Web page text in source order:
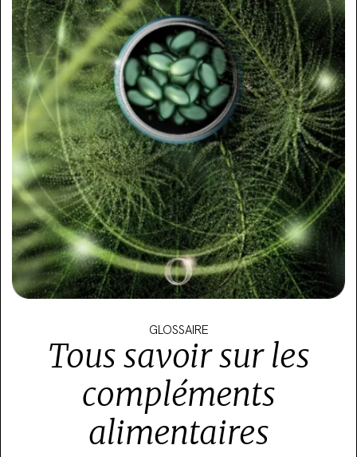
GLOSSAIRE
Tous savoir sur les
compléments
alimentaires